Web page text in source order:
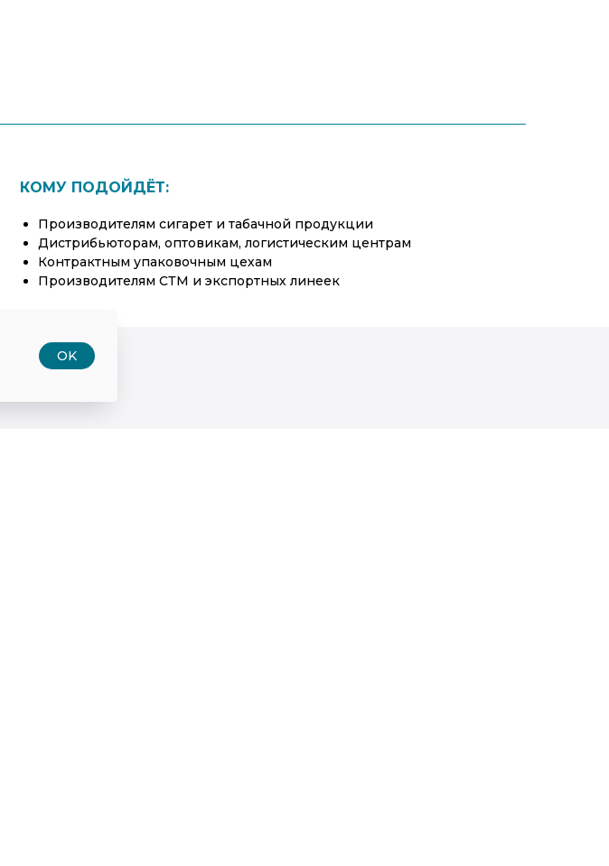
КОМУ ПОДОЙДЁТ:
Производителям сигарет и табачной продукции
Дистрибьюторам, оптовикам, логистическим центрам
Контрактным упаковочным цехам
Производителям СТМ и экспортных линеек
OK